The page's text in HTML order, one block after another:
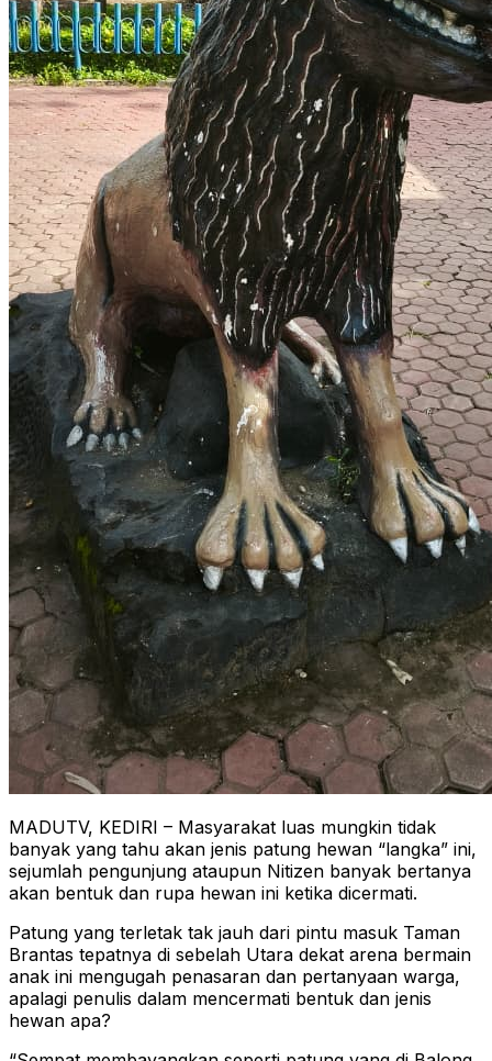
MADUTV, KEDIRI – Masyarakat luas mungkin tidak
banyak yang tahu akan jenis patung hewan “langka” ini,
sejumlah pengunjung ataupun Nitizen banyak bertanya
akan bentuk dan rupa hewan ini ketika dicermati.
Patung yang terletak tak jauh dari pintu masuk Taman
Brantas tepatnya di sebelah Utara dekat arena bermain
anak ini mengugah penasaran dan pertanyaan warga,
apalagi penulis dalam mencermati bentuk dan jenis
hewan apa?